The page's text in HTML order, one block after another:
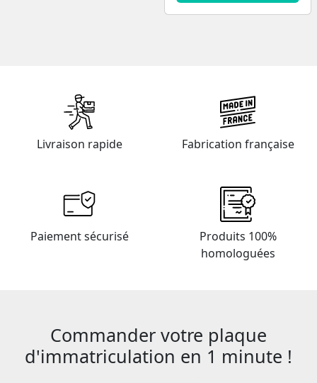
Livraison rapide Fabrication française
Paiement sécurisé
Produits 100%
homologuées
Commander votre plaque
d'immatriculation en 1 minute !